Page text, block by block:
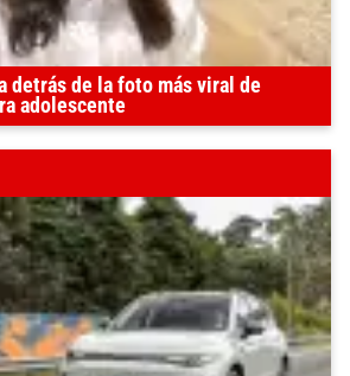
detrás de la foto más viral de
adolescente